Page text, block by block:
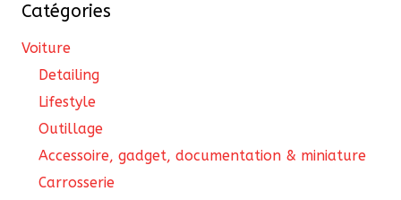
Catégories
Voiture
Detailing
Lifestyle
Outillage
Accessoire, gadget, documentation & miniature
Carrosserie